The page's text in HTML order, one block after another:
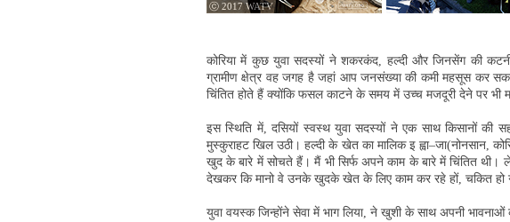
ⓒ 2017 WATV
कोरिया में कुछ युवा सदस्यों ने शकरकंद, हल्दी और जिनसेंग की
ग्रामीण क्षेत्र वह जगह है जहां आप जनसंख्या की कमी महसूस कर
चिंतित होते हैं क्योंकि फसल काटने के समय में उच्च मजदूरी देने पर भी
इस स्थिति में, दसियों स्वस्थ युवा सदस्यों ने एक साथ किसानों की
मुस्कुराहट खिल उठी। हल्दी के खेत का मालिक इ ह्वा–जा(नोनसान,
खुद के बारे में सोचते हैं। मैं भी सिर्फ अपने काम के बारे में चिंतित
देखकर कि मानो वे उनके खुदके खेत के लिए काम कर रहे हों, चकित
युवा वयस्क जिन्होंने सेवा में भाग लिया, ने खुशी के साथ अपनी भावनाओं